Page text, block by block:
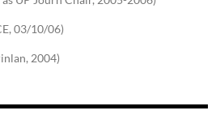
03/10/06)
2004)